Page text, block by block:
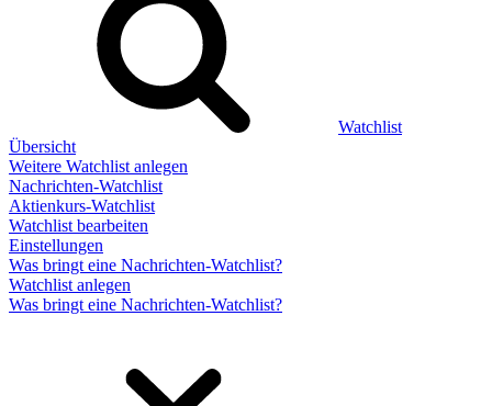
Watchlist
Übersicht
Weitere Watchlist anlegen
Nachrichten-Watchlist
Aktienkurs-Watchlist
Watchlist bearbeiten
Einstellungen
Was bringt eine Nachrichten-Watchlist?
Watchlist anlegen
Was bringt eine Nachrichten-Watchlist?